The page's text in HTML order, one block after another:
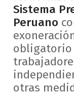
Sistema
Peruano
obligatorio
otras